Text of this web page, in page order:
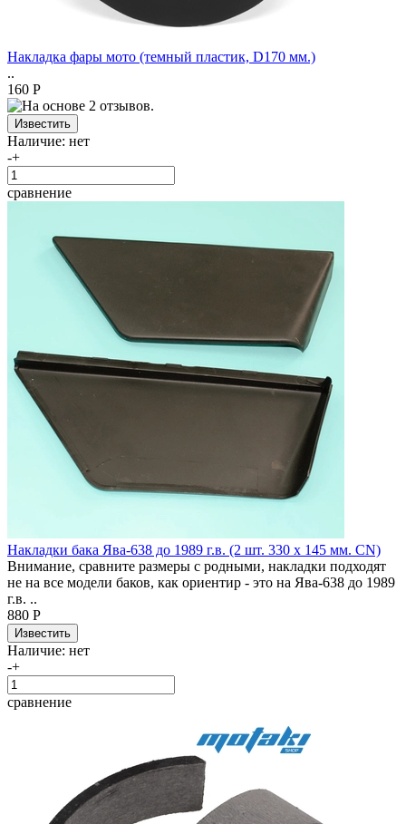
Накладка фары мото (темный пластик, D170 мм.)
..
160 Р
Наличие: нет
-+
сравнение
Накладки бака Ява-638 до 1989 г.в. (2 шт. 330 x 145 мм. CN)
Внимание, сравните размеры с родными, накладки подходят
не на все модели баков, как ориентир - это на Ява-638 до 1989
г.в. ..
880 Р
Наличие: нет
-+
сравнение